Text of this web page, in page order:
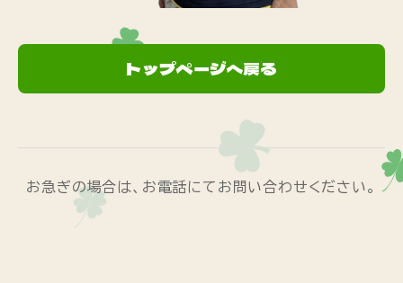
トップページへ戻る
お急ぎの場合は、お電話にてお問い合わせください。